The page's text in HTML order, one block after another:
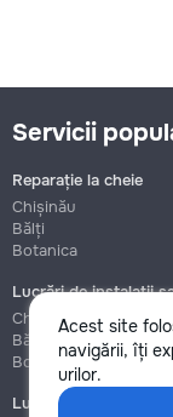
Acest site
navigării, îți
urilor.
Servicii
Reparație la cheie
Chișinău
Bălți
Botanica
Lucrări de instalații
Chișinău
Bălți
Botanica
Lucrări de